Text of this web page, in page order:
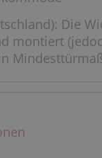
Die
montiert